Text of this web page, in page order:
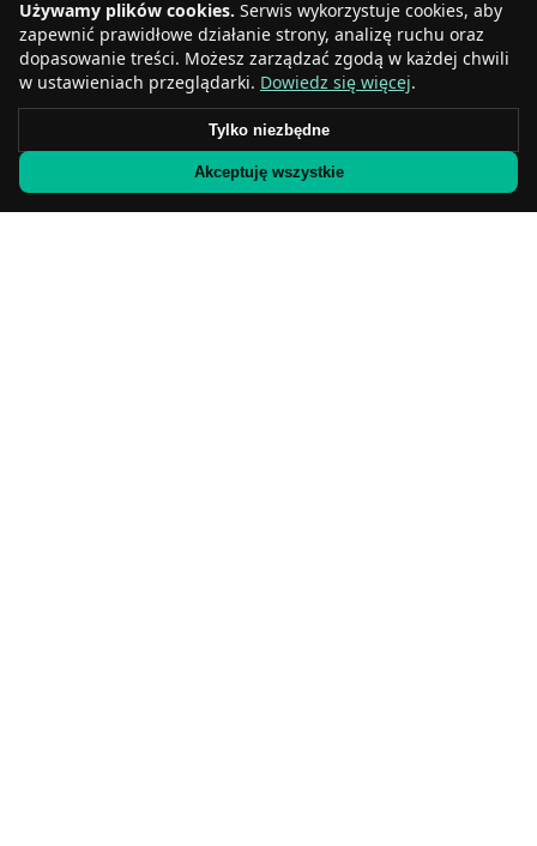
Gdynia
Częstochowa
Radom
Rzeszów
Sosnowiec
Gliwice
Używamy plików cookies. Serwis wykorzystuje cookies, aby
zapewnić prawidłowe działanie strony, analizę ruchu oraz
dopasowanie treści. Możesz zarządzać zgodą w każdej chwili
w ustawieniach przeglądarki. Dowiedz się więcej.
Tylko niezbędne
Akceptuję wszystkie